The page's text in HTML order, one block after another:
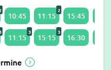
10:45 11:15
2
15:45
11:15
3
15:15
3
16:30